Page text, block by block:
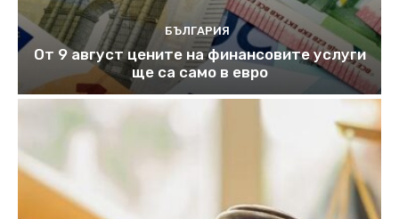
БЪЛГАРИЯ
От 9 август цените на финансовите услуги
ще са само в евро